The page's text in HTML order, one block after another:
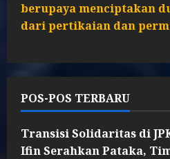
berupaya menciptakan
dari pertikaian dan
POS-POS TERBARU
Transisi Solidaritas di
Ifin Serahkan Pataka,